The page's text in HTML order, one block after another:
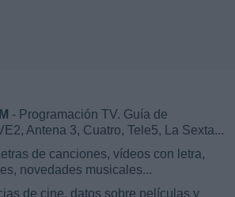
- Programación TV. Guía de
Antena 3, Cuatro, Tele5, La Sexta...
de canciones, vídeos con letra,
novedades musicales...
de cine, datos sobre películas y